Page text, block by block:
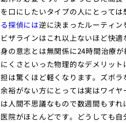
を口にしたいタイプの人にとっては
る探偵には逆に決まったルーティ
ビザラインはこれ以上ないほど快
身の意志とは無関係に24時間治療
にくさといった物理的なデメリッ
担は驚くほど軽くなります。ズボ
余裕がない方にとっては実はワイ
は人間不思議なもので数週間もす
医院がほとんどです。どうしても